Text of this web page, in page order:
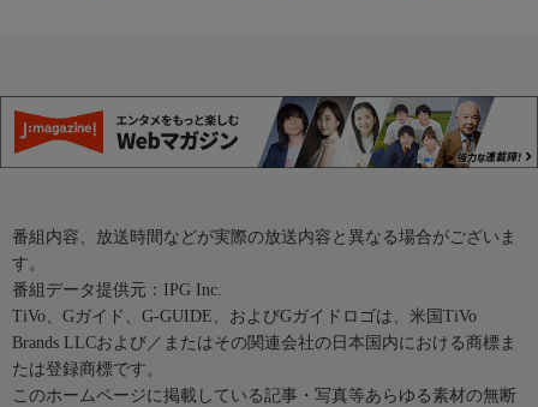
番組内容、放送時間などが実際の放送内容と異なる場合がございま
す。
番組データ提供元：IPG Inc.
TiVo、Gガイド、G-GUIDE、およびGガイドロゴは、米国TiVo
Brands LLCおよび／またはその関連会社の日本国内における商標ま
たは登録商標です。
このホームページに掲載している記事・写真等あらゆる素材の無断